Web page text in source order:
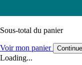
Sous-total du panier
Voir mon panier
Loading...